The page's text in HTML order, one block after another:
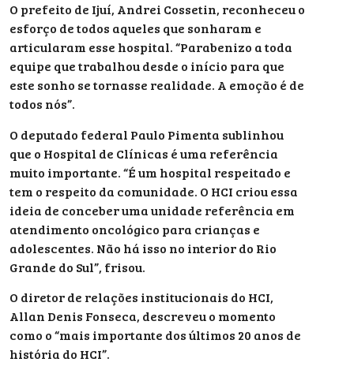
O prefeito de Ijuí, Andrei Cossetin, reconheceu o
esforço de todos aqueles que sonharam e
articularam esse hospital. “Parabenizo a toda
equipe que trabalhou desde o início para que
este sonho se tornasse realidade. A emoção é de
todos nós”.
O deputado federal Paulo Pimenta sublinhou
que o Hospital de Clínicas é uma referência
muito importante. “É um hospital respeitado e
tem o respeito da comunidade. O HCI criou essa
ideia de conceber uma unidade referência em
atendimento oncológico para crianças e
adolescentes. Não há isso no interior do Rio
Grande do Sul”, frisou.
O diretor de relações institucionais do HCI,
Allan Denis Fonseca, descreveu o momento
como o “mais importante dos últimos 20 anos de
história do HCI”.